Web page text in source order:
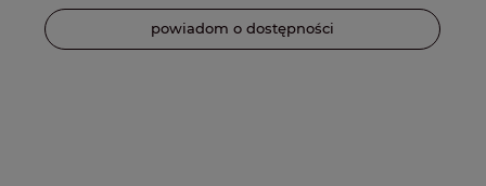
powiadom o dostępności